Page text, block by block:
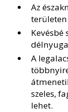
Az
területen
Kevésbé
A
szeles,
lehet.